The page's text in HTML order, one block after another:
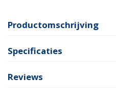
Productomschrijving
Specificaties
Reviews